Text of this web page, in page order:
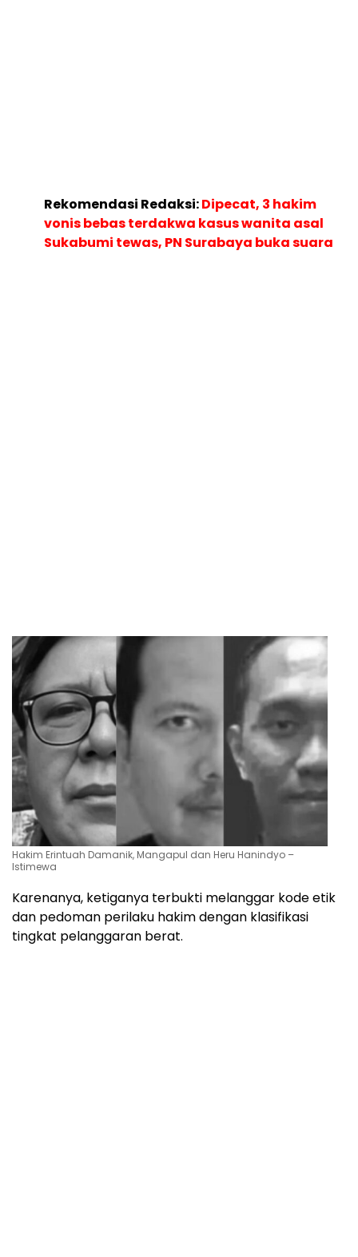
Rekomendasi Redaksi:Dipecat, 3 hakim
vonis bebas terdakwa kasus wanita asal
Sukabumi tewas, PN Surabaya buka suara
Hakim Erintuah Damanik, Mangapul dan Heru Hanindyo –
Istimewa
Karenanya, ketiganya terbukti melanggar kode etik
dan pedoman perilaku hakim dengan klasifikasi
tingkat pelanggaran berat.